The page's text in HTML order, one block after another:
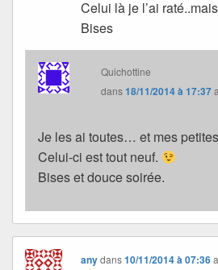
Celui là je l’ai
Bises
Quichottine
dans18/11/2014 à 17:37
Je les ai toutes… et mes
Celui-ci est tout neuf.
Bises et douce soirée.
anydans10/11/2014 à 07:36